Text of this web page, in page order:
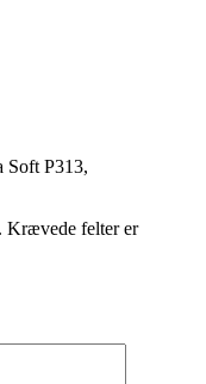
Soft P313,
Krævede felter er